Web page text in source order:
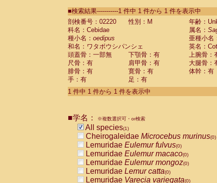
CebidaeSaguinus labiatus(0)
Cebidae Saguinus leucopus (0)
Cebidae
Cebidae
CebidaeSaguinus nigricollis (0)
Cebidae Saguinus oedipus
Cebidae Saguinus weddelli
Cebidae Saguinusspp.
Cebidae Aotus trivirgatus
Cebidae Cebus albifrons
CebidaeCebus nigrivittatus
CebidaeCebus
CebidaeSaimiri boliviensis(0)
CebidaeSaimiri sciureus(0)
AtelidaeAlouatta caraya(0)
AtelidaeAlouatta fusca(0)
AtelidaeAlouatta seniculus
AtelidaeAlouattaspp.(0)
■検索結果-----------1 件中 1 件から 1 件を表示中
剖検番号：02220
性別：M
年齢：
科名：Cebidae
属名：
種小名： oedipus
亜種小名
和名：ワタボウシパンシェ
英名：
頭蓋骨：一部無
下顎骨：有
上腕骨：
尺骨：有
肩甲骨：有
大腿骨：
腓骨：有
寛骨：有
体幹：有
手：有
足：有
1 件中 1 件から 1 件を表示中
■学名： ※複数選択可・or検索
All species(1)
Cheirogaleidae Microcebus murinus(0)
Lemuridae Eulemur fulvus(0)
Lemuridae Eulemur macaco(0)
Lemuridae Eulemur mongoz(0)
Lemuridae Lemur catta(0)
Lemuridae Varecia variegata(0)